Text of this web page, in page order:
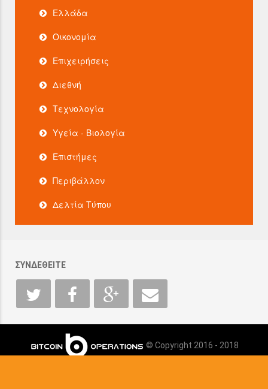
Ελλάδα
Οικονομία
Επιχειρήσεις
Διεθνή
Τεχνολογία
Υγεία - Βιολογία
Επιστήμες
Περιβάλλον
Δελτία Τύπου
ΣΥΝΔΕΘΕΙΤΕ
© Copyright 2016 - 2018